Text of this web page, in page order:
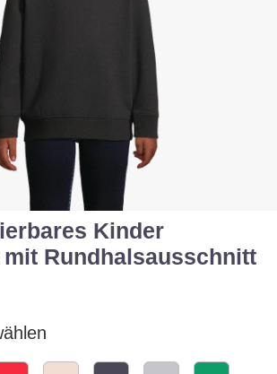
Kinder
Rundhalsausschnitt